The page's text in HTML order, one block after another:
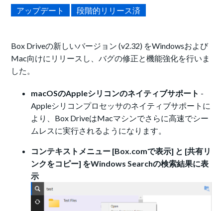
アップデート 段階的リリース済
Box Driveの新しいバージョン (v2.32) をWindowsおよび
Mac向けにリリースし、バグの修正と機能強化を行いま
した。
macOSのAppleシリコンのネイティブサポート -
Appleシリコンプロセッサのネイティブサポートに
より、Box DriveはMacマシンでさらに高速でシー
ムレスに実行されるようになります。
コンテキストメニュー [Box.comで表示] と [共有リ
ンクをコピー] をWindows Searchの検索結果に表
示